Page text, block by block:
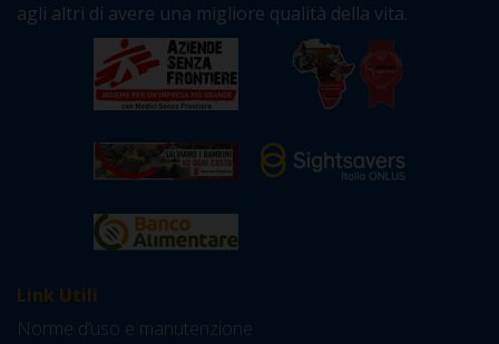
agli altri di avere una migliore qualità della vita.
Link Utili
Norme d’uso e manutenzione